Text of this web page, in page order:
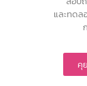
และทดล
คุ